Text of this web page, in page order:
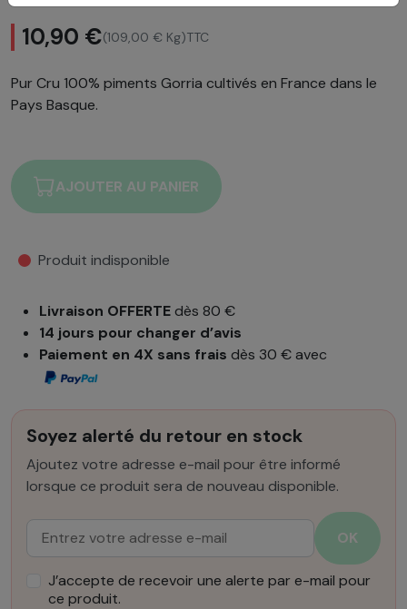
10,90 €(109,00 € Kg)TTC
Pur Cru 100% piments Gorria cultivés en France dans le
Pays Basque.
AJOUTER AU PANIER
Produit indisponible
Livraison OFFERTEdès 80 €
14 jours pour changer d’avis
Paiement en 4X sans fraisdès 30 € avec
Soyez alerté du retour en stock
Ajoutez votre adresse e-mail pour être informé
lorsque ce produit sera de nouveau disponible.
Email :
OK
J’accepte de recevoir une alerte par e-mail pour
ce produit.